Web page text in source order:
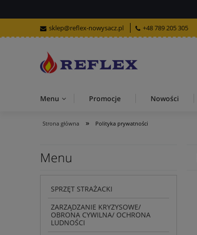
sklep@reflex-nowysacz.pl +48 789 205 305
Menu Promocje Nowości
Strona główna » Polityka prywatności
Menu
SPRZĘT STRAŻACKI
ZARZĄDZANIE KRYZYSOWE/
OBRONA CYWILNA/ OCHRONA
LUDNOŚCI